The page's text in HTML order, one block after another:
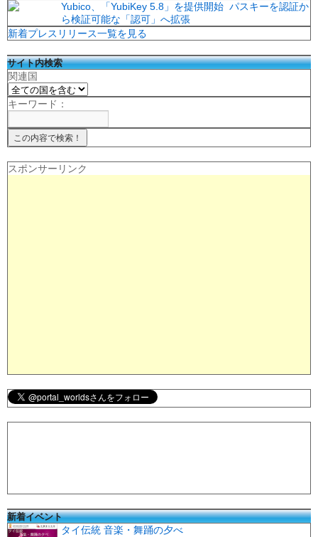
Yubico、「YubiKey 5.8」を提供開始 パスキーを認証か
ら検証可能な「認可」へ拡張
新着プレスリリース一覧を見る
サイト内検索
関連国
キーワード：
スポンサーリンク
新着イベント
タイ伝統 音楽・舞踊の夕べ